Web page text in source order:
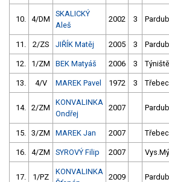
10. 4/DM
SKALICKÝ
Aleš
2002 3
11. 2/ZS JIŘÍK Matěj 2005 3
12. 1/ZM BEK Matyáš 2006 3 Týniště
13. 4/V MAREK Pavel 1972 3
14. 2/ZM
KONVALINKA
Ondřej
2007
15. 3/ZM MAREK Jan 2007
16. 4/ZM SYROVÝ Filip 2007
17. 1/PZ
KONVALINKA
2009